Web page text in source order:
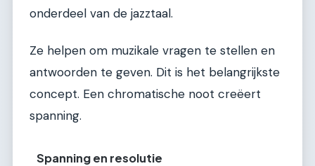
onderdeel van de jazztaal.
Ze helpen om muzikale vragen te stellen en
antwoorden te geven. Dit is het belangrijkste
concept. Een chromatische noot creëert
spanning.
Spanning en resolutie